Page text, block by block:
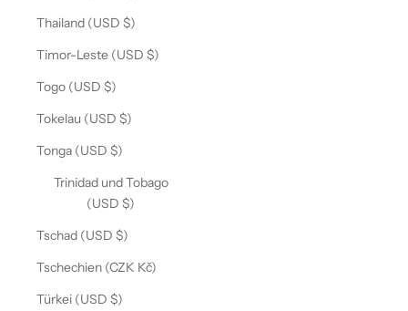
Thailand (USD $)
Timor-Leste (USD $)
Togo (USD $)
Tokelau (USD $)
Tonga (USD $)
Trinidad und Tobago
(USD $)
Tschad (USD $)
Tschechien (CZK Kč)
Türkei (USD $)